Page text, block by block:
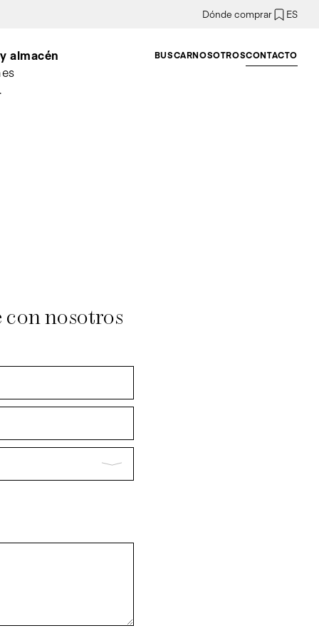
Dónde comprar ES
BUSCARNOSOTROSCONTACTO
almacén
con nosotros